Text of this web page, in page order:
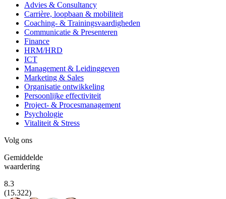
Advies & Consultancy
Carrière, loopbaan & mobiliteit
Coaching- & Trainingsvaardigheden
Communicatie & Presenteren
Finance
HRM/HRD
ICT
Management & Leidinggeven
Marketing & Sales
Organisatie ontwikkeling
Persoonlijke effectiviteit
Project- & Procesmanagement
Psychologie
Vitaliteit & Stress
Volg ons
Gemiddelde
waardering
8.3
(15.322)